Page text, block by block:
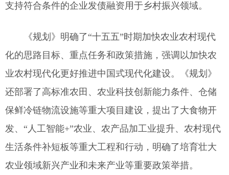
支持符合条件的企业发债融资用于乡村振兴领域。
《规划》明确了“十五五”时期加快农业农村现代
化的思路目标、重点任务和政策措施，强调以加快农
业农村现代化更好推进中国式现代化建设。《规划》
还部署了高标准农田、农业科技创新能力条件、仓储
保鲜冷链物流设施等重大项目建设，提出了大食物开
发、“人工智能+”农业、农产品加工业提升、农村现代
生活条件补短板等重大工程和行动，明确了培育壮大
农业领域新兴产业和未来产业等重要政策举措。